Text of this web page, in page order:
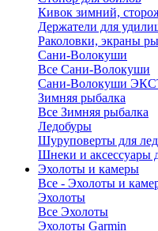
Кивок зимний,
Держатели для
Раколовки, экраны
Сани-Волокуши
Все Сани-Волокуши
Сани-Волокуши
Зимняя рыбалка
Все Зимняя рыбалка
Ледобуры
Шуруповерты для
Шнеки и аксессуары
Эхолоты и камеры
Все - Эхолоты и
Эхолоты
Все Эхолоты
Эхолоты Garmin